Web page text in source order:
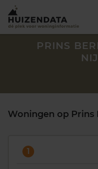
PRINS
Woningen op
1